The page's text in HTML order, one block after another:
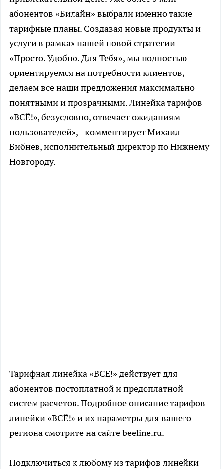
абонентов «Билайн» выбрали именно такие
тарифные планы. Создавая новые продукты и
услуги в рамках нашей новой стратегии
«Просто. Удобно. Для Тебя», мы полностью
ориентируемся на потребности клиентов,
делаем все наши предложения максимально
понятными и прозрачными. Линейка тарифов
«ВСЁ!», безусловно, отвечает ожиданиям
пользователей», - комментирует Михаил
Бибнев, исполнительный директор по Нижнему
Новгороду.
Тарифная линейка «ВСЁ!» действует для
абонентов постоплатной и предоплатной
систем расчетов. Подробное описание тарифов
линейки «ВСЁ!» и их параметры для вашего
региона смотрите на сайте beeline.ru.
Подключиться к любому из тарифов линейки